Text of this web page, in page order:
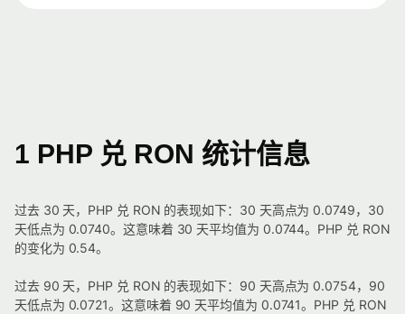
1 PHP 兑 RON 统计信息
过去 30 天，PHP 兑 RON 的表现如下：30 天高点为 0.0749，30
天低点为 0.0740。这意味着 30 天平均值为 0.0744。PHP 兑 RON
的变化为 0.54。
过去 90 天，PHP 兑 RON 的表现如下：90 天高点为 0.0754，90
天低点为 0.0721。这意味着 90 天平均值为 0.0741。PHP 兑 RON